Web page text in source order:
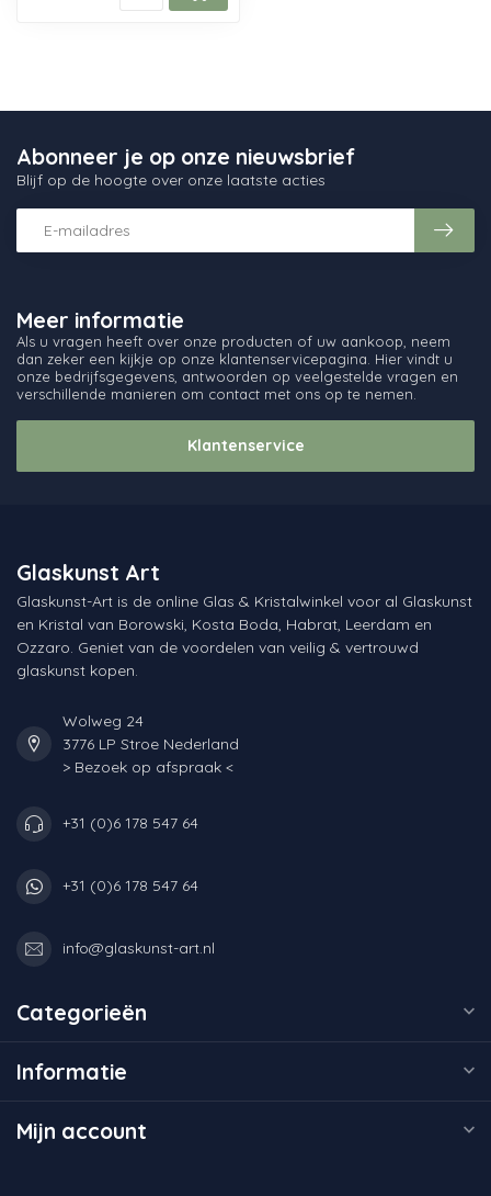
Meer informatie
Als u vragen heeft over onze producten of uw aankoop, neem
dan zeker een kijkje op onze klantenservicepagina. Hier vindt u
onze bedrijfsgegevens, antwoorden op veelgestelde vragen en
verschillende manieren om contact met ons op te nemen.
Klantenservice
Abonneer je op onze nieuwsbrief
Blijf op de hoogte over onze laatste acties
Glaskunst Art
Glaskunst-Art is de online Glas & Kristalwinkel voor al Glaskunst
en Kristal van Borowski, Kosta Boda, Habrat, Leerdam en
Ozzaro. Geniet van de voordelen van veilig & vertrouwd
glaskunst kopen.
Wolweg 24
3776 LP Stroe Nederland
> Bezoek op afspraak <
+31 (0)6 178 547 64
+31 (0)6 178 547 64
info@glaskunst-art.nl
Categorieën
Informatie
Mijn account